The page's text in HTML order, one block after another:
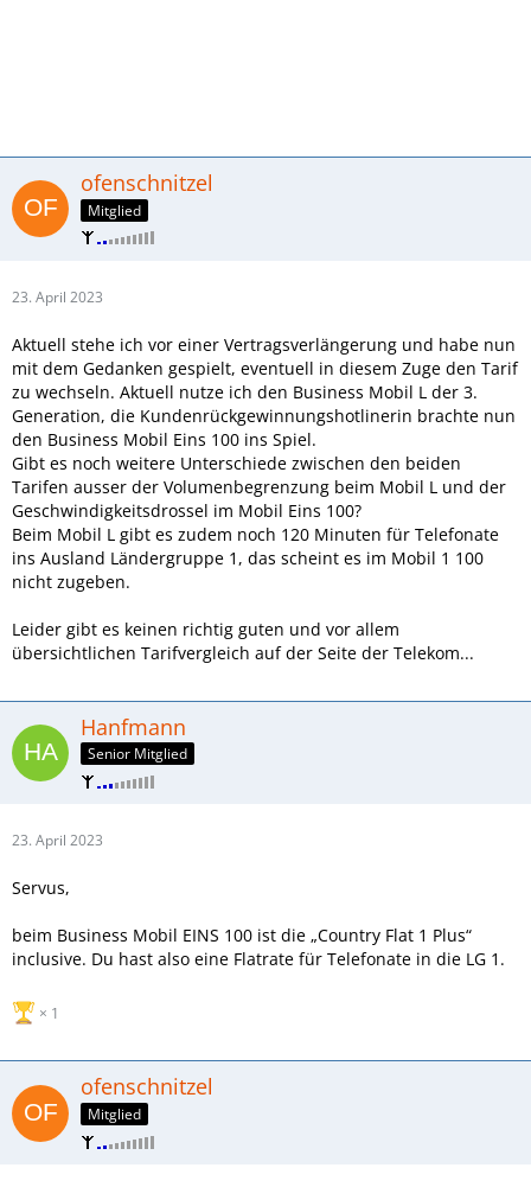
ofenschnitzel
Mitglied
23. April 2023
Aktuell stehe ich vor einer Vertragsverlängerung und habe nun
mit dem Gedanken gespielt, eventuell in diesem Zuge den Tarif
zu wechseln. Aktuell nutze ich den Business Mobil L der 3.
Generation, die Kundenrückgewinnungshotlinerin brachte nun
den Business Mobil Eins 100 ins Spiel.
Gibt es noch weitere Unterschiede zwischen den beiden
Tarifen ausser der Volumenbegrenzung beim Mobil L und der
Geschwindigkeitsdrossel im Mobil Eins 100?
Beim Mobil L gibt es zudem noch 120 Minuten für Telefonate
ins Ausland Ländergruppe 1, das scheint es im Mobil 1 100
nicht zugeben.
Leider gibt es keinen richtig guten und vor allem
übersichtlichen Tarifvergleich auf der Seite der Telekom...
Hanfmann
Senior Mitglied
23. April 2023
Servus,
beim Business Mobil EINS 100 ist die „Country Flat 1 Plus“
inclusive. Du hast also eine Flatrate für Telefonate in die LG 1.
1
ofenschnitzel
Mitglied